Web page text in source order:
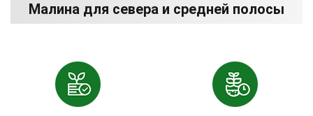
Малина для севера и средней полосы